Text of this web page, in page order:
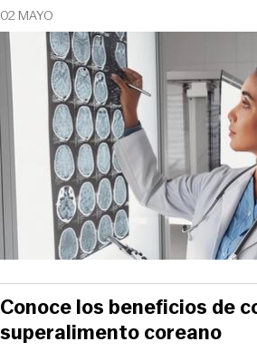
02 MAYO
Conoce los beneficios de
superalimento coreano